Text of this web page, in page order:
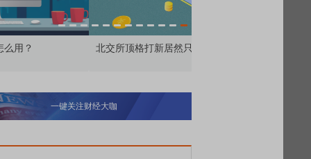
所顶格打新居然只能中碎股
一键关注财经大咖